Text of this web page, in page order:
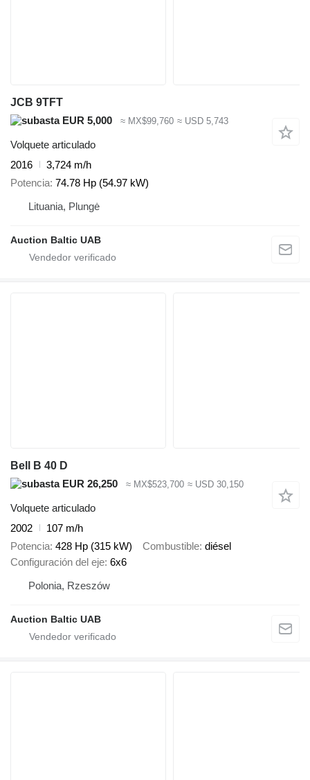
JCB 9TFT
EUR 5,000
≈ MX$99,760 ≈ USD 5,743
Volquete articulado
2016
3,724 m/h
Potencia 74.78 Hp (54.97 kW)
Lituania, Plungė
Auction Baltic UAB
Bell B 40 D
EUR 26,250
≈ MX$523,700 ≈ USD 30,150
Volquete articulado
2002
107 m/h
Potencia 428 Hp (315 kW) Combustible diésel
Configuración del eje 6x6
Polonia, Rzeszów
Auction Baltic UAB